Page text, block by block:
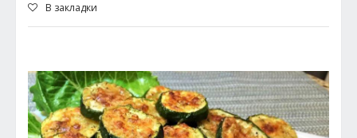
В закладки